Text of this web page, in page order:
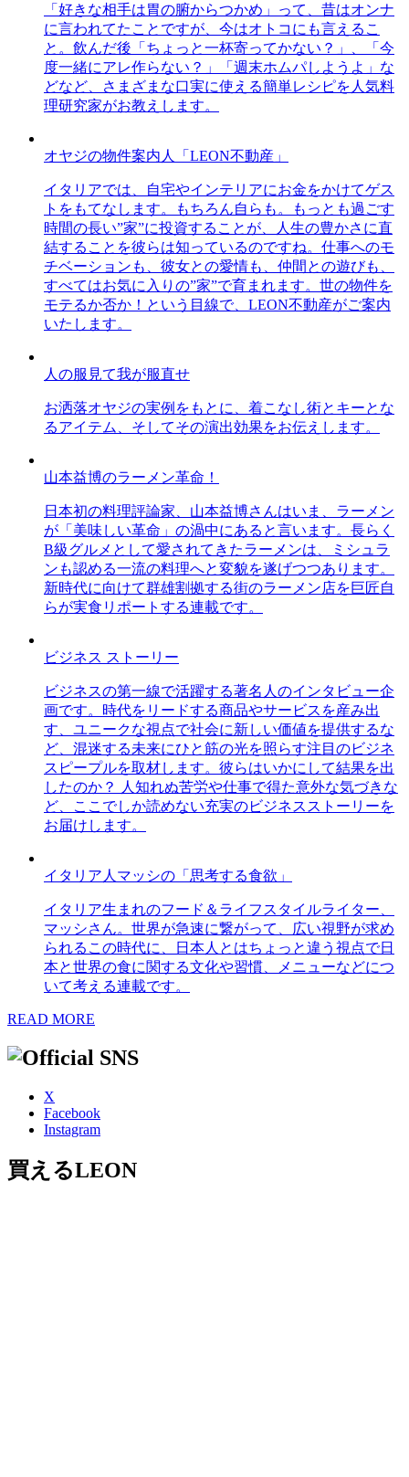
「好きな相手は胃の腑からつかめ」って、昔はオンナ
に言われてたことですが、今はオトコにも言えるこ
と。飲んだ後「ちょっと一杯寄ってかない？」、「今
度一緒にアレ作らない？」「週末ホムパしようよ」な
どなど、さまざまな口実に使える簡単レシピを人気料
理研究家がお教えします。
オヤジの物件案内人「LEON不動産」
イタリアでは、自宅やインテリアにお金をかけてゲス
トをもてなします。もちろん自らも。もっとも過ごす
時間の長い”家”に投資することが、人生の豊かさに直
結することを彼らは知っているのですね。仕事へのモ
チベーションも、彼女との愛情も、仲間との遊びも、
すべてはお気に入りの”家”で育まれます。世の物件を
モテるか否か！という目線で、LEON不動産がご案内
いたします。
人の服見て我が服直せ
お洒落オヤジの実例をもとに、着こなし術とキーとな
るアイテム、そしてその演出効果をお伝えします。
山本益博のラーメン革命！
日本初の料理評論家、山本益博さんはいま、ラーメン
が「美味しい革命」の渦中にあると言います。長らく
B級グルメとして愛されてきたラーメンは、ミシュラ
ンも認める一流の料理へと変貌を遂げつつあります。
新時代に向けて群雄割拠する街のラーメン店を巨匠自
らが実食リポートする連載です。
ビジネス ストーリー
ビジネスの第一線で活躍する著名人のインタビュー企
画です。時代をリードする商品やサービスを産み出
す、ユニークな視点で社会に新しい価値を提供するな
ど、混迷する未来にひと筋の光を照らす注目のビジネ
スピープルを取材します。彼らはいかにして結果を出
したのか？ 人知れぬ苦労や仕事で得た意外な気づきな
ど、ここでしか読めない充実のビジネスストーリーを
お届けします。
イタリア人マッシの「思考する食欲」
イタリア生まれのフード＆ライフスタイルライター、
マッシさん。世界が急速に繋がって、広い視野が求め
られるこの時代に、日本人とはちょっと違う視点で日
本と世界の食に関する文化や習慣、メニューなどにつ
いて考える連載です。
READ MORE
X
Facebook
Instagram
買えるLEON